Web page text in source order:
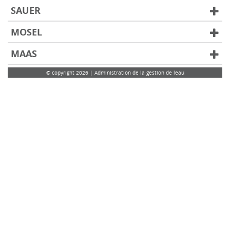
SAUER
MOSEL
MAAS
© copyright 2026 | Administration de la gestion de leau